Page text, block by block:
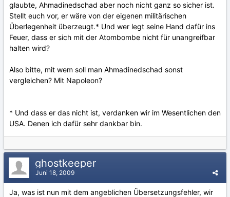
glaubte, Ahmadinedschad aber noch nicht ganz so sicher ist.
Stellt euch vor, er wäre von der eigenen militärischen
Überlegenheit überzeugt.* Und wer legt seine Hand dafür ins
Feuer, dass er sich mit der Atombombe nicht für unangreifbar
halten wird?
Also bitte, mit wem soll man Ahmadinedschad sonst
vergleichen? Mit Napoleon?
* Und dass er das nicht ist, verdanken wir im Wesentlichen den
USA. Denen ich dafür sehr dankbar bin.
ghostkeeper
Juni 18, 2009
Ja, was ist nun mit dem angeblichen Übersetzungsfehler, wir